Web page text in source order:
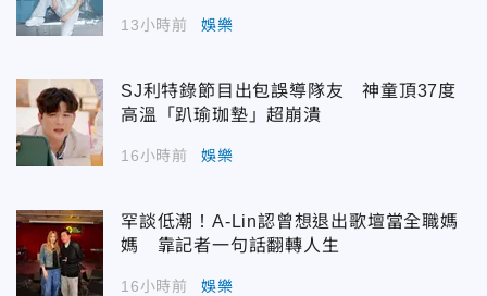
13小時前 娛樂
SJ利特錄節目出包誤導隊友 神童頂37度
高溫「趴瑜珈墊」超崩潰
16小時前 娛樂
罕談低潮！A-Lin認曾想退出歌壇當全職媽
媽 靠記者一句話翻轉人生
16小時前 娛樂